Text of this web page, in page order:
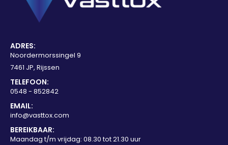
ADRES:
Noordermorssingel 9
7461 JP, Rijssen
TELEFOON:
0548 - 852842
EMAIL:
info@vasttox.com
BEREIKBAAR:
Maandag t/m vrijdag: 08.30 tot 21.30 uur